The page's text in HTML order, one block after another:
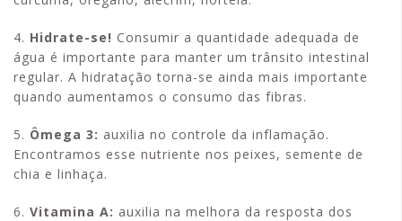
4. Hidrate-se! Consumir a quantidade adequada de
água é importante para manter um trânsito intestinal
regular. A hidratação torna-se ainda mais importante
quando aumentamos o consumo das fibras.
5. Ômega 3: auxilia no controle da inflamação.
Encontramos esse nutriente nos peixes, semente de
chia e linhaça.
6. Vitamina A: auxilia na melhora da resposta dos